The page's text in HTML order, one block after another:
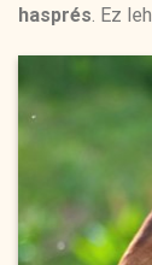
hasprés . Ez